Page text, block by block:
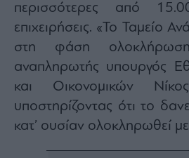
The
Value
Investor
Crypto
Χρηματιστηριακές
Ανακοινώσεις
περισσότερες από
επιχειρήσεις. «Το Ταμείο
στη φάση
αναπληρωτής υπουργός
και Οικονομικών
υποστηρίζοντας ότι το
κατ’ ουσίαν ολοκληρωθεί με